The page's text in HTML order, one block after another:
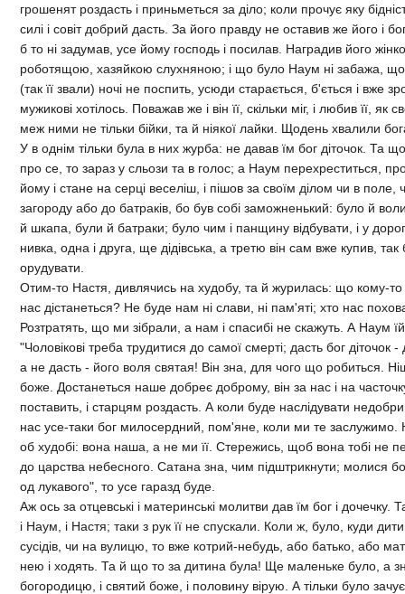
грошенят роздасть i приньметься за дiло; коли прочує яку
силi i совiт добрий дасть. За його правду не оставив же його i
б то нi задумав, усе йому господь i посилав. Наградив його
роботящою, хазяйкою слухняною; i що було Наум нi забажа,
(так її звали) ночi не поспить, усюди старається, б'ється i вже
мужиковi хотiлось. Поважав же i вiн її, скiльки мiг, i любив її, як
меж ними не тiльки бiйки, та й нiякої лайки. Щодень хвалили
У в однiм тiльки була в них журба: не давав їм бог дiточок. Та
про се, то зараз у сльози та в голос; а Наум перехреститься,
йому i стане на серцi веселiш, i пiшов за своїм дiлом чи в поле,
загороду або до батракiв, бо був собi заможненький: було й
й шкапа, були й батраки; було чим i панщину вiдбувати, i у
нивка, одна i друга, ще дiдiвська, а третю вiн сам вже купив,
орудувати.
Отим-то Настя, дивлячись на худобу, та й журилась: що кому-
нас дiстанеться? Не буде нам нi слави, нi пам'ятi; хто нас
Розтратять, що ми зiбрали, а нам i спасибi не скажуть. А Наум
"Чоловiковi треба трудитися до самої смертi; дасть бог дiточок -
а не дасть - його воля святая! Вiн зна, для чого що робиться.
боже. Достанеться наше добреє доброму, вiн за нас i на
поставить, i старцям роздасть. А коли буде наслiдувати
нас усе-таки бог милосердний, пом'яне, коли ми те заслужимо.
об худобi: вона наша, а не ми її. Стережись, щоб вона тобi не
до царства небесного. Сатана зна, чим пiдштрикнути; молися
од лукавого", то усе гаразд буде.
Аж ось за отцевськi i материнськi молитви дав їм бог i дочечку.
i Наум, i Настя; таки з рук її не спускали. Коли ж, було, куди
сусiдiв, чи на вулицю, то вже котрий-небудь, або батько, або
нею i ходять. Та й що то за дитина була! Ще маленьке було, а
богородицю, i святий боже, i половину вiрую. А тiльки було